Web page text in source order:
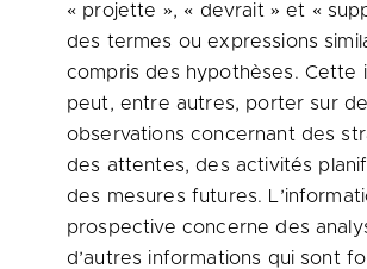
« projette », « devrait » et «
des termes ou expressions
compris des hypothèses. Cette
peut, entre autres, porter sur
observations concernant des
des attentes, des activités
des mesures futures.
prospective concerne des
d’autres informations qui sont